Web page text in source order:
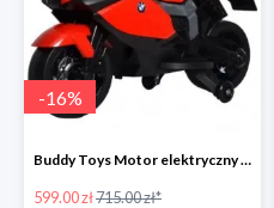
-16%
Buddy Toys Motor elektryczny BMW K1300 BEC 6011 -16%
599.00 zł715.00 zł*